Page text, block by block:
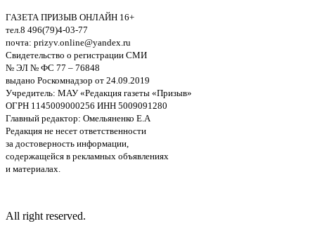
ГАЗЕТА ПРИЗЫВ ОНЛАЙН 16+
тел.8 496(79)4-03-77
почта: prizyv.online@yandex.ru
Свидетельство о регистрации СМИ
№ ЭЛ № ФС 77 – 76848
выдано Роскомнадзор от 24.09.2019
Учредитель: МАУ «Редакция газеты «Призыв»
ОГРН 1145009000256 ИНН 5009091280
Главный редактор: Омельяненко Е.А
Редакция не несет ответственности
за достоверность информации,
содержащейся в рекламных объявлениях
и материалах.
All right reserved.